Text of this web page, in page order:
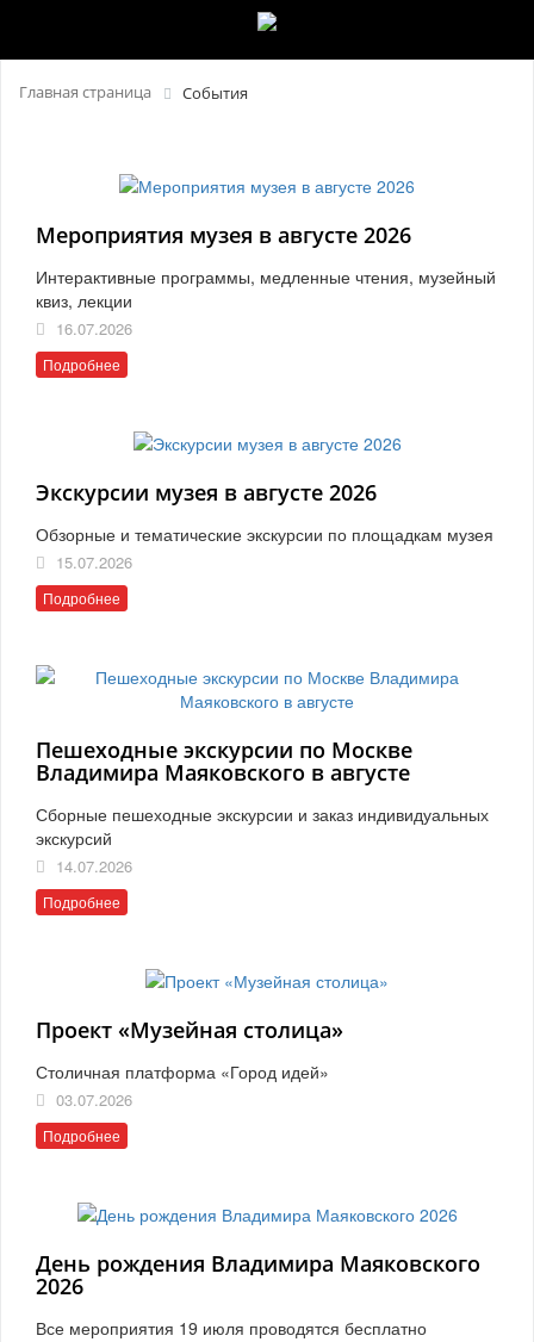
Главная страница События
Мероприятия музея в августе 2026
Интерактивные программы, медленные чтения, музейный
квиз, лекции
16.07.2026
Подробнее
Экскурсии музея в августе 2026
Обзорные и тематические экскурсии по площадкам музея
15.07.2026
Подробнее
Пешеходные экскурсии по Москве
Владимира Маяковского в августе
Сборные пешеходные экскурсии и заказ индивидуальных
экскурсий
14.07.2026
Подробнее
Проект «Музейная столица»
Столичная платформа «Город идей»
03.07.2026
Подробнее
День рождения Владимира Маяковского
2026
Все мероприятия 19 июля проводятся бесплатно